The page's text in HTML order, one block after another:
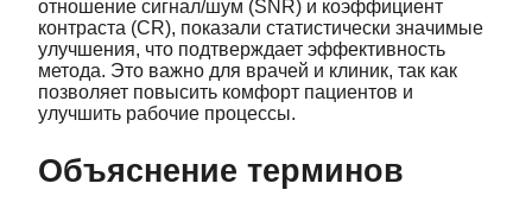
отношение сигнал/шум (SNR) и коэффициент
контраста (CR), показали статистически значимые
улучшения, что подтверждает эффективность
метода. Это важно для врачей и клиник, так как
позволяет повысить комфорт пациентов и
улучшить рабочие процессы.
Объяснение терминов